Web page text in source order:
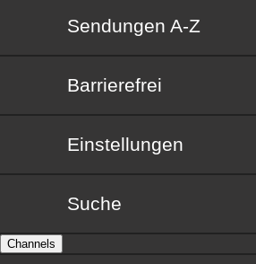
Sendungen von A bis Z
Sendungen A-Z
Barrierefrei
Barrierefrei
Einstellungen
Suche
Channels